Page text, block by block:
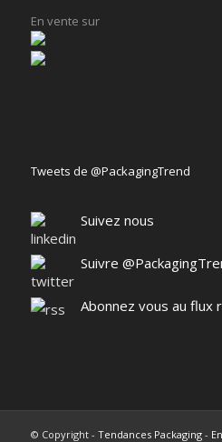
En vente sur
Tweets de @PackagingTrend
Suivez nous
Suivre
Abonnez vous au flux
© Copyright - Tendances Packaging-